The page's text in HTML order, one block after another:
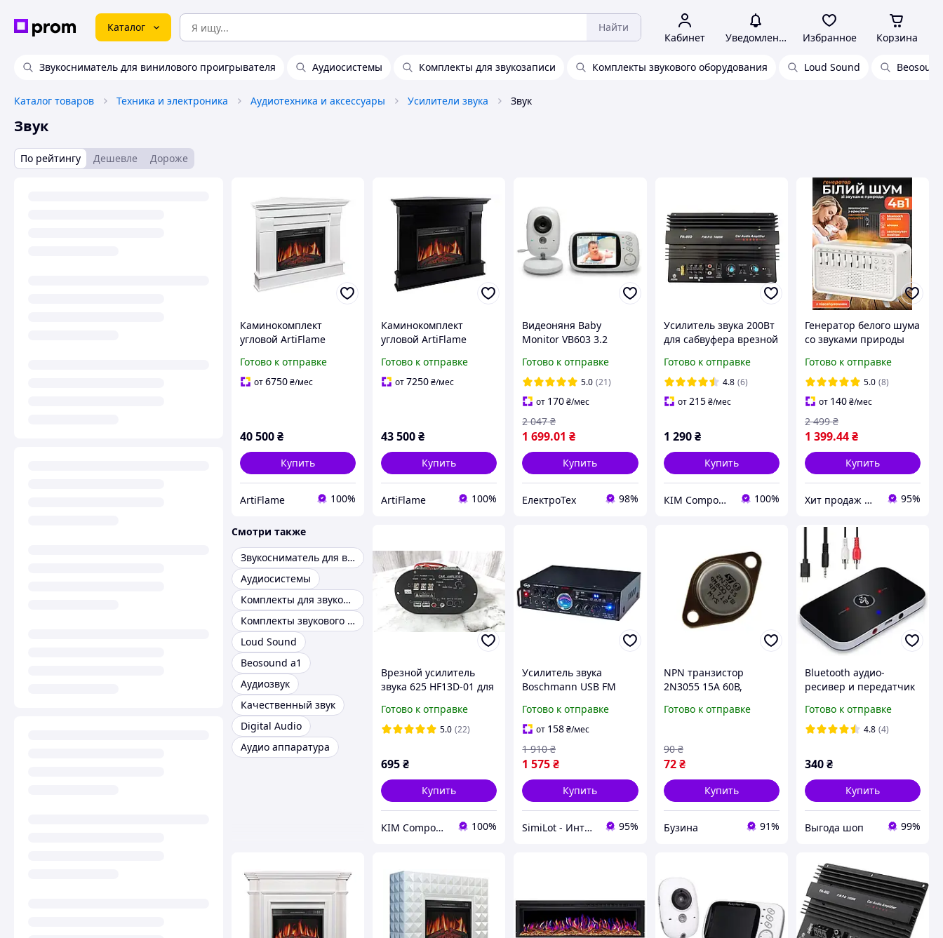
Каталог Найти
Кабинет Уведомления Избранное Корзина
Звукосниматель для винилового проигрывателя Аудиосистемы Комплекты для звукозаписи Комплекты звукового оборудования Loud Sound
Каталог товаров Техника и электроника Аудиотехника и аксессуары Усилители звука Звук
Звук
По рейтингу Дешевле Дороже
Каминокомплект
угловой ArtiFlame
белый с обогревом и
звуком горения огня
Готово к отправке
от6750₴/мес
40 500₴
Купить
ArtiFlame 100%
Каминокомплект
угловой ArtiFlame
венге с обогревом и
звуком горения огня
Готово к отправке
от7250₴/мес
43 500₴
Купить
ArtiFlame 100%
Видеоняня Baby
Monitor VB603 3.2
звука, ночное видение
+ термометр
радионяня
Готово к отправке
5.0 (21)
от 170₴/мес
1 699.01 ₴
2 047 ₴
Купить
ЕлектроТех 98%
Усилитель звука 200Вт
для сабвуфера врезной
Amplifier
Готово к отправке
4.8 (6)
от215 ₴/мес
1 290 ₴
Купить
КІМ Components 100%
Генератор белого шума
со звуками природы
ночник увлажнитель
для сна йоги
медитаций
Готово к отправке
5.0 (8)
от 140₴/мес
1 399.44₴
2 499 ₴
Купить
Хит продаж ONC 95%
Смотри также
Звукосниматель для винилового проигрывателя
Аудиосистемы
Комплекты для звукозаписи
Комплекты звукового оборудования
Loud Sound
Beosound a1
Аудиозвук
Качественный звук
Digital Audio
Аудио аппаратура
Врезной усилитель
звука 625 HF13D-01 для
автомобильный 12В
Готово к отправке
5.0 (22)
695₴
Купить
КІМ Components 100%
Усилитель звука
Boschmann USB FM
микрофонов Bluetooth
2x120W AV-339BT
Готово к отправке
от 158₴/мес
1 575₴
1 910 ₴
Купить
SimiLot - Интернет-магазин популярных товаров 95%
NPN транзистор
2N3055 15А 60В,
Готово к отправке
72 ₴
90 ₴
Купить
Бузина 91%
Bluetooth аудио-
ресивер и передатчик
Готово к отправке
4.8 (4)
340₴
Купить
Выгода шоп 99%